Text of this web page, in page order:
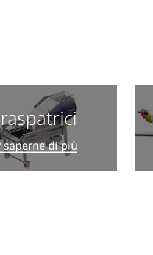
saperne di più